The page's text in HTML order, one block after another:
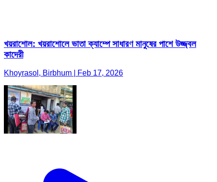
খয়রাশোল: খয়রাশোলে ভাতা ক্যাম্পে সাধারণ মানুষের পাশে উজ্জ্বল
কাদেরী
Khoyrasol, Birbhum | Feb 17, 2026